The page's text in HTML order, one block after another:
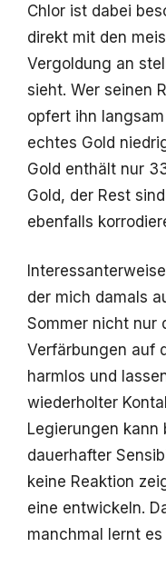
Chlor ist dabei
direkt mit den
Vergoldung an
sieht. Wer seinen
opfert ihn
echtes Gold
Gold enthält nur
Gold, der Rest
ebenfalls
der mich damals
Sommer nicht nur
Verfärbungen auf
harmlos und
wiederholter
Legierungen kann
dauerhafter
keine Reaktion
eine entwickeln.
manchmal lernt